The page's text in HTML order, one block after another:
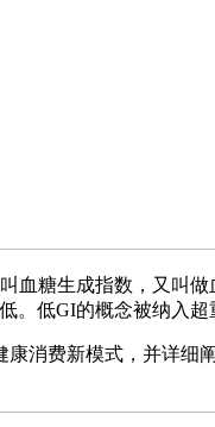
糖生成指数，又叫做
低GI的概念被纳入
费新模式，并详细